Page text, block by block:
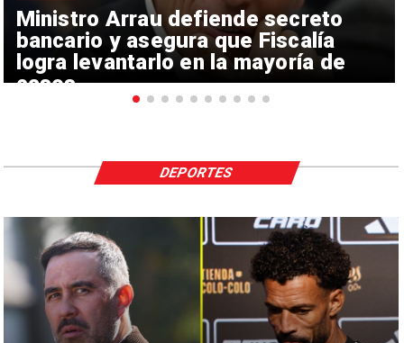
Ministro Arrau defiende secreto
bancario y asegura que Fiscalía
logra levantarlo en la mayoría de
casos
DEPORTES